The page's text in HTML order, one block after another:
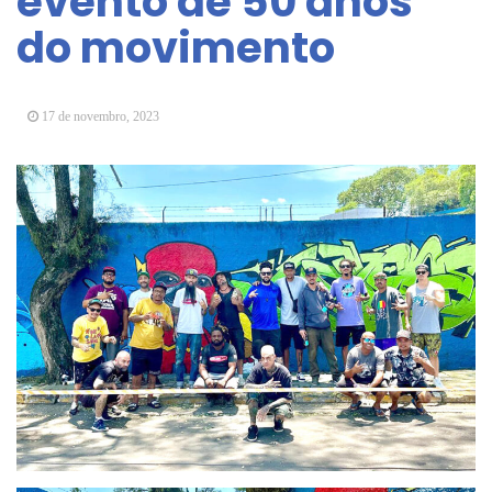
Arujá promove 2º encontro da Jornada de
Conhecimento em Bem-Estar Animal no Parque
dos Ipês
TOP
do movimento
17 de novembro, 2023